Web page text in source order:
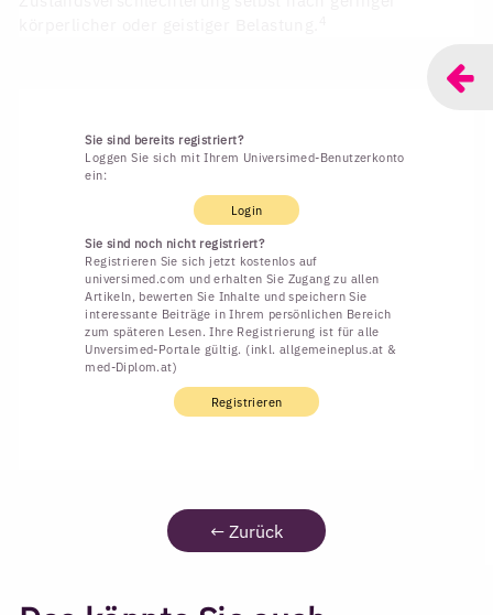
Sie sind bereits registriert?
Loggen Sie sich mit Ihrem Universimed-Benutzerkonto
ein:
Login
Sie sind noch nicht registriert?
Registrieren Sie sich jetzt kostenlos auf
universimed.com und erhalten Sie Zugang zu allen
Artikeln, bewerten Sie Inhalte und speichern Sie
interessante Beiträge in Ihrem persönlichen Bereich
zum späteren Lesen. Ihre Registrierung ist für alle
Unversimed-Portale gültig. (inkl. allgemeineplus.at &
med-Diplom.at)
Registrieren
← Zurück